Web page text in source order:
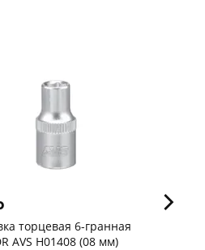
торцевая 6-гранная
AVS H01408 (08 мм)
1